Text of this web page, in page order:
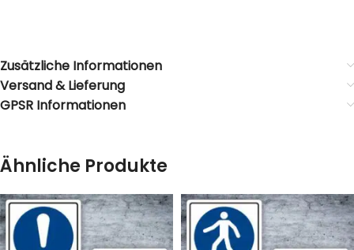
Zusätzliche Informationen
Versand & Lieferung
GPSR Informationen
Ähnliche Produkte